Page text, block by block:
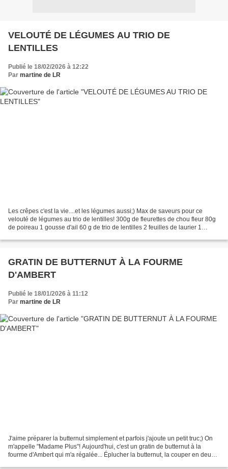
VELOUTÉ DE LÉGUMES AU TRIO DE
LENTILLES
Publié le 18/02/2026 à 12:22
Par martine de LR
Les crêpes c'est la vie....et les légumes aussi;) Max de saveurs pour ce
velouté de légumes au trio de lentilles! 300g de fleurettes de chou fleur 80g
de poireau 1 gousse d'ail 60 g de trio de lentilles 2 feuilles de laurier 1
GRATIN DE BUTTERNUT À LA FOURME
D'AMBERT
Publié le 18/01/2026 à 11:12
Par martine de LR
J'aime préparer la butternut simplement et parfois j'ajoute un petit truc;) On
m'appelle "Madame Plus"! Aujourd'hui, c'est un gratin de butternut à la
fourme d'Ambert qui m'a régalée... Éplucher la butternut, la couper en deux,